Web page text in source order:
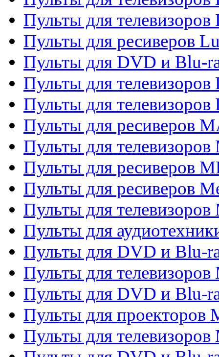
Пульты для
Пульты для ресиверов
Пульты для DVD и Blu-
Пульты для телевизоров
Пульты для телевизоров
Пульты для ресиверов
Пульты для телевизоров
Пульты для ресиверов
Пульты для ресиверов
Пульты для телевизоров
Пульты для
Пульты для DVD и Blu-
Пульты для
Пульты для DVD и Blu-
Пульты для проекторов
Пульты для